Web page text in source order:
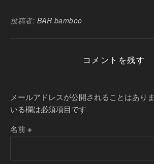
投稿者: BAR bamboo
コメントを残す
メールアドレスが公開されることはありま
いる欄は必須項目です
名前※